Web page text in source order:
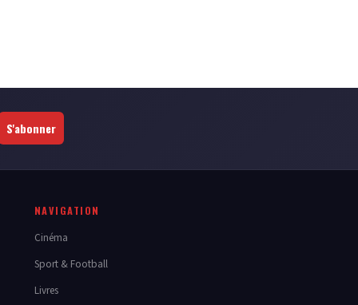
S'abonner
NAVIGATION
Cinéma
Sport & Football
Livres